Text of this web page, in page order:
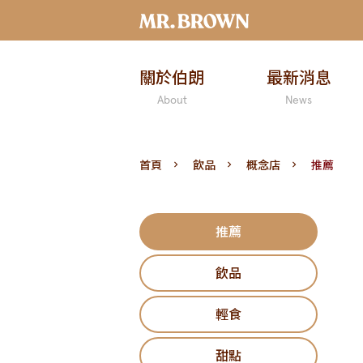
關於伯朗
About
最新消息
News
首頁 飲品 概念店 推薦
推薦
飲品
輕食
甜點